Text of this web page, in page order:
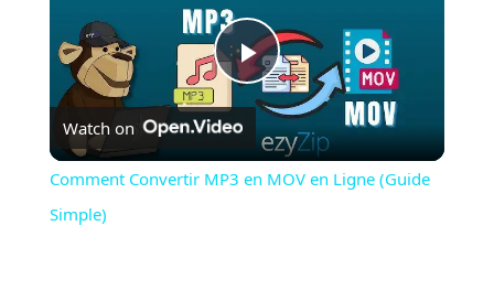
Play
Video
Watch on
Comment Convertir MP3 en MOV en Ligne (Guide
Simple)